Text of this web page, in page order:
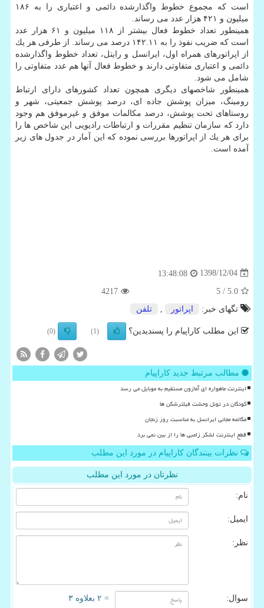
است كه مجموع خطوط واگذارشده دائمی و اعتباری را به ۱۸۶
میلیون و ۴۲۱ هزار عدد می رساند.
همینطور تعداد خطوط فعال بیشتر از ۱۱۸ میلیون و ۶۱ هزار عدد
است كه ضریب نفوذ را به ۱۴۲.۱۱ درصد می رساند. از طرفی هر یك
از اپراتورهای همراه اول، ایرانسل و رایتل، تعداد خطوط واگذارشده
دائمی و اعتباری متفاوتی دارند و خطوط فعال آنها هم عدد متفاوتی را
شامل می شود.
همینطور شاخصهای دیگری همچون تعداد كشورهای دارای ارتباط
رومینگ، میزان پوشش جاده ای، درصد پوشش جمعیتی، شهر و
روستاهای تحت پوشش، درصد مكالمات موفق و غیرموفق هم وجود
دارد كه سازمان تنظیم مقررات و ارتباطات رادیویی این شاخص ها را
برای هر یك از اپراتورها بررسی نموده كه این آمار در جدول های زیر
آمده است.
1398/12/04
13:48:08
5.0
/ 5
4217
تگهای خبر:
اپراتور تلفن
این مطلب کاراپیام را پسندیدین؟ (1)
(0)
مطالب مرتبط جدید کاراپیام
اینترنت ماهواره ای آمازون مستقیم به موبایل می رسد
کودکان در تونل وحشت فیلترشکن ها
مکالمه مجانی ایرانسل به مناسبت روز زنجان
قطع اینترنت لشکر زامبی ها را از بین نمی برد
نظرات بینندگان کاراپیام در مورد این مطلب
نظرتان در مورد این مطلب
نام:
ایمیل:
نظر:
سوال: = ۲ بعلاوه ۳